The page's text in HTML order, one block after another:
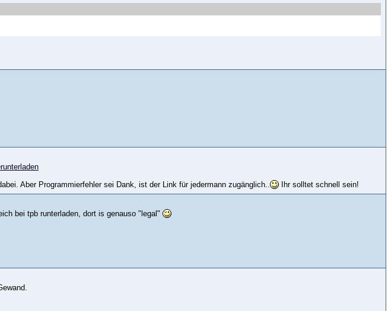
Aber Programmierfehler sei Dank, ist der Link für jedermann zugänglich..
Ihr solltet schnell sein!
bei tpb runterladen, dort is genauso "legal"